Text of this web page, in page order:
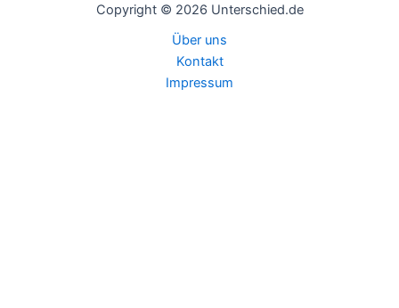
Copyright © 2026 Unterschied.de
Über uns
Kontakt
Impressum